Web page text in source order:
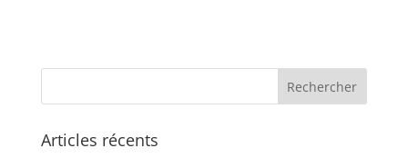
Articles récents